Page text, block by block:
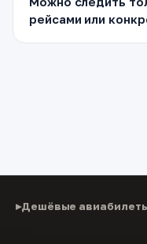
рейсами или
Дешёвые